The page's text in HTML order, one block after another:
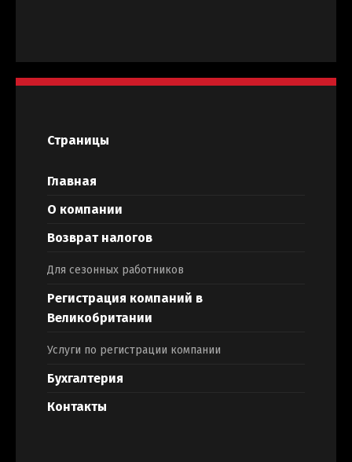
Страницы
Главная
О компании
Возврат налогов
Для сезонных работников
Регистрация компаний в
Великобритании
Услуги по регистрации компании
Бухгалтерия
Контакты